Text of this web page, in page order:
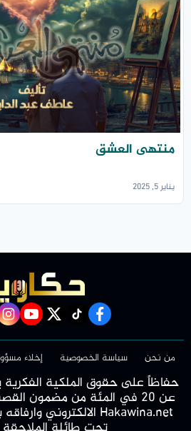
منتهى العشق
يناير 5, 2025
facebook
Tiktok
twitter
من نحن سياسة الخصوصية إخلاء
حفاظاً على حقوق الملكية
عن 20 في المئة من مضمون